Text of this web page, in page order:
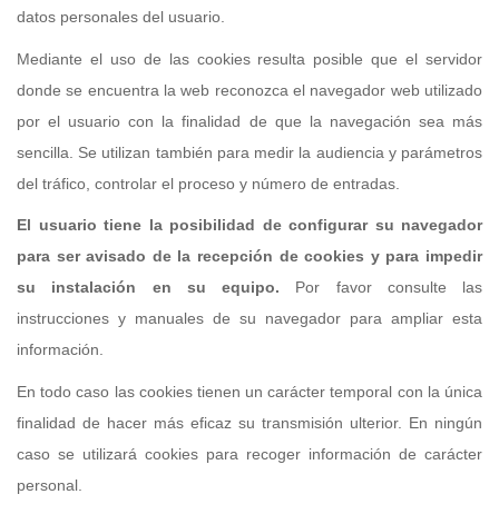
datos personales del usuario.
Mediante el uso de las cookies resulta posible que el servidor
donde se encuentra la web reconozca el navegador web utilizado
por el usuario con la finalidad de que la navegación sea más
sencilla. Se utilizan también para medir la audiencia y parámetros
del tráfico, controlar el proceso y número de entradas.
El usuario tiene la posibilidad de configurar su navegador
para ser avisado de la recepción de cookies y para impedir
su instalación en su equipo. Por favor consulte las
instrucciones y manuales de su navegador para ampliar esta
información.
En todo caso las cookies tienen un carácter temporal con la única
finalidad de hacer más eficaz su transmisión ulterior. En ningún
caso se utilizará cookies para recoger información de carácter
personal.